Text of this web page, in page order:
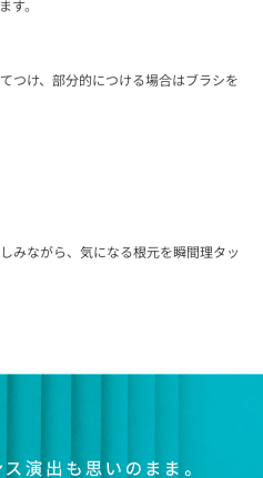
す。
つけ、部分的につける場合はブラシを
みながら、気になる根元を瞬間理タッ